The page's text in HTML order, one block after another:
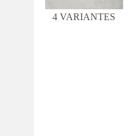
4 VARIANTES